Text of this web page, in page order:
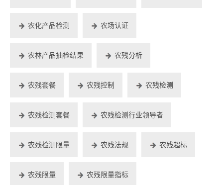
农化产品检测 农场认证
农林产品抽检结果 农残分析
农残套餐 农残控制 农残检测
农残检测套餐 农残检测行业领导者
农残检测限量 农残法规 农残超标
农残限量 农残限量指标